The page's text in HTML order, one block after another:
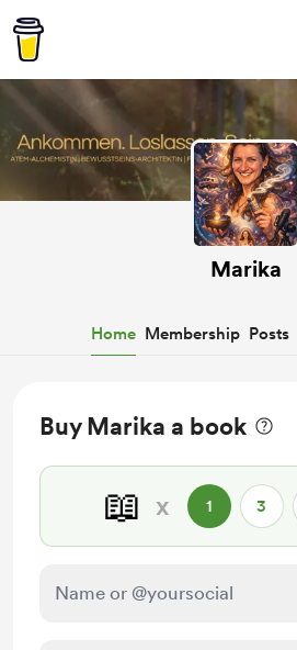
Marika
Home Membership Posts
Buy Marika a book
📖 x 1 3